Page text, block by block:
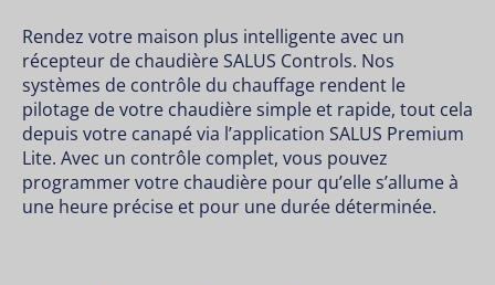
Rendez votre maison plus intelligente avec un
récepteur de chaudière SALUS Controls. Nos
systèmes de contrôle du chauffage rendent le
pilotage de votre chaudière simple et rapide, tout cela
depuis votre canapé via l’application SALUS Premium
Lite. Avec un contrôle complet, vous pouvez
programmer votre chaudière pour qu’elle s’allume à
une heure précise et pour une durée déterminée.